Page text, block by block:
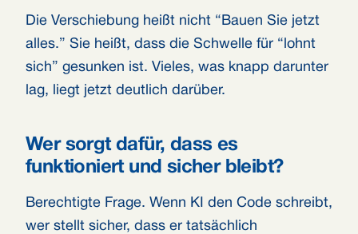
Die Verschiebung heißt nicht “Bauen Sie jetzt
alles.” Sie heißt, dass die Schwelle für “lohnt
sich” gesunken ist. Vieles, was knapp darunter
lag, liegt jetzt deutlich darüber.
Wer sorgt dafür, dass es
funktioniert und sicher bleibt?
Berechtigte Frage. Wenn KI den Code schreibt,
wer stellt sicher, dass er tatsächlich